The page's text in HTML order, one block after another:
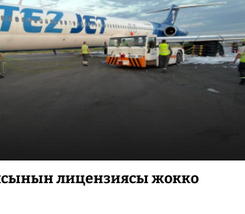
лицензиясы жокко